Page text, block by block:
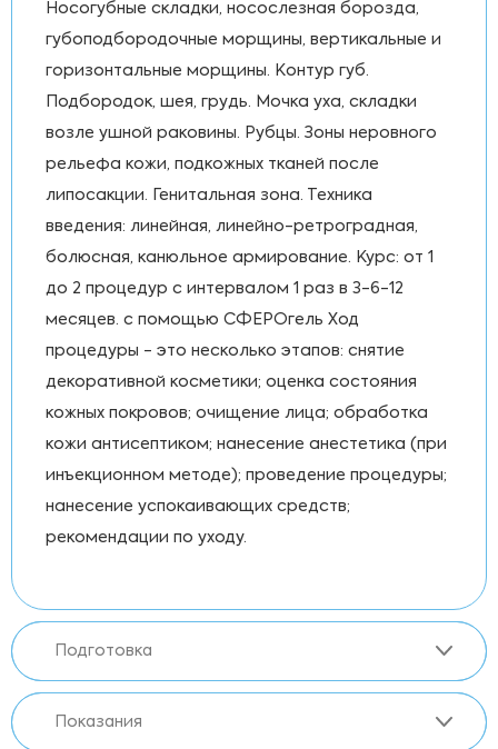
Носогубные складки, носослезная борозда,
губоподбородочные морщины, вертикальные и
горизонтальные морщины. Контур губ.
Подбородок, шея, грудь. Мочка уха, складки
возле ушной раковины. Рубцы. Зоны неровного
рельефа кожи, подкожных тканей после
липосакции. Генитальная зона. Техника
введения: линейная, линейно-ретроградная,
болюсная, канюльное армирование. Курс: от 1
до 2 процедур с интервалом 1 раз в 3-6-12
месяцев. с помощью СФЕРОгель Ход
процедуры - это несколько этапов: снятие
декоративной косметики; оценка состояния
кожных покровов; очищение лица; обработка
кожи антисептиком; нанесение анестетика (при
инъекционном методе); проведение процедуры;
нанесение успокаивающих средств;
рекомендации по уходу.
Подготовка
Показания